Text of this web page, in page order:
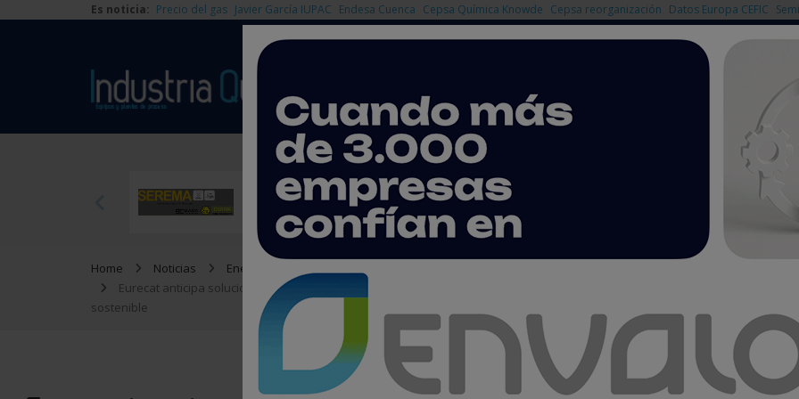
Es noticia: Precio del gas Javier García IUPAC Endesa Cuenca Cepsa Química Knowde Cepsa reorganización Datos Europa CEFIC
Home Noticias
Energía
Eurecat anticipa soluciones tecnológicas para producir biocombustibles sintéticos para aviación y movilidad
sostenible